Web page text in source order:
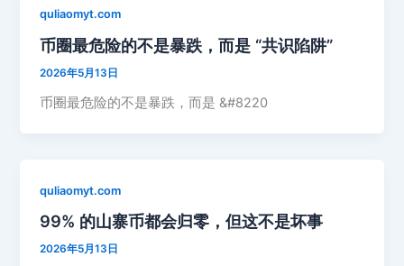
quliaomyt.com
币圈最危险的不是暴跌，而是 “共识陷阱”
2026年5月13日
币圈最危险的不是暴跌，而是 &#8220
quliaomyt.com
99% 的山寨币都会归零，但这不是坏事
2026年5月13日